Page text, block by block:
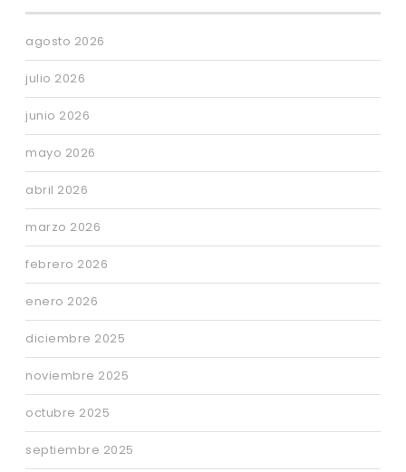
agosto 2026
julio 2026
junio 2026
mayo 2026
abril 2026
marzo 2026
febrero 2026
enero 2026
diciembre 2025
noviembre 2025
octubre 2025
septiembre 2025